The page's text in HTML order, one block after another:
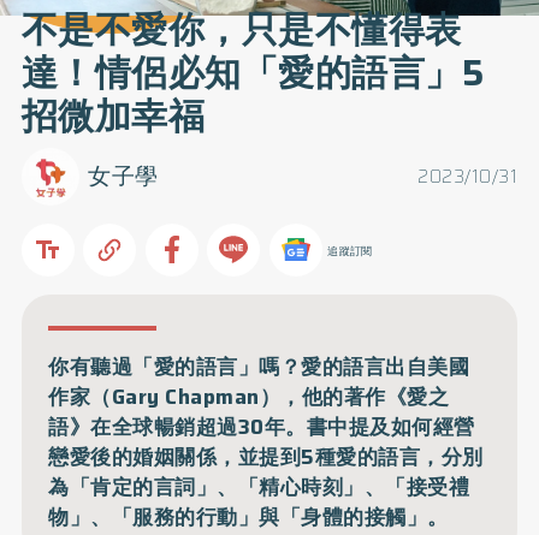
不是不愛你，只是不懂得表
達！情侶必知「愛的語言」5
招微加幸福
2023/10/31
女子學
追蹤訂閱
你有聽過「愛的語言」嗎？愛的語言出自美國
作家（Gary Chapman），他的著作《愛之
語》在全球暢銷超過30年。書中提及如何經營
戀愛後的婚姻關係，並提到5種愛的語言，分別
為「肯定的言詞」、「精心時刻」、「接受禮
物」、「服務的行動」與「身體的接觸」。